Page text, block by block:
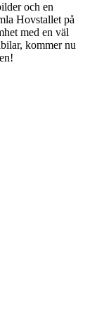
och en
Hovstallet på
med en väl
kommer nu